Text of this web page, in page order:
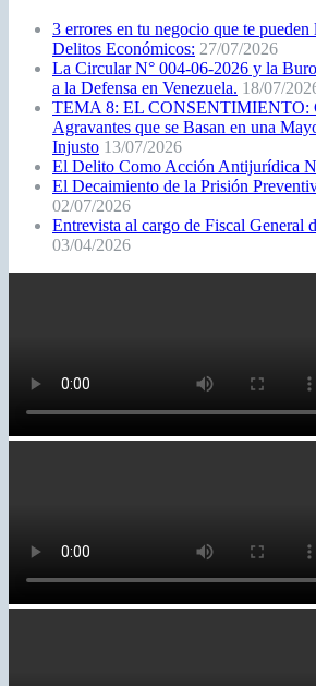
3 errores en tu negocio que te
Delitos Económicos: 27/07/2026
La Circular N° 004-06-2026 y la
a la Defensa en Venezuela. 18/07/
TEMA 8: EL CONSENTIMIENTO:
Agravantes que se Basan en una
Injusto 13/07/2026
El Delito Como Acción Antijurídica
El Decaimiento de la Prisión
02/07/2026
Entrevista al cargo de Fiscal General
03/04/2026